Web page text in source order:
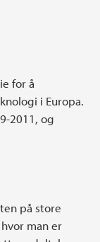
for å
i Europa.
2011, og
på store
man er